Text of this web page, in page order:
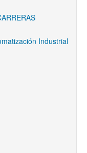
Industrial